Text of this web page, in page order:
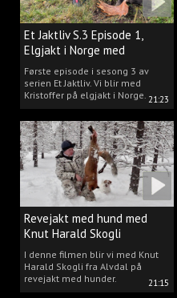
21:23
Et Jaktliv S.3 Episode 1,
Elgjakt i Norge med
Kristoffer Clausen
Første episode i sesong 3 av
serien Et Jaktliv. Vi blir med
Kristoffer på elgjakt i Norge.
21:15
Revejakt med hund med
Knut Harald Skogli
I denne filmen blir vi med Knut
Harald Skogli fra Alvdal på
revejakt med hunder.